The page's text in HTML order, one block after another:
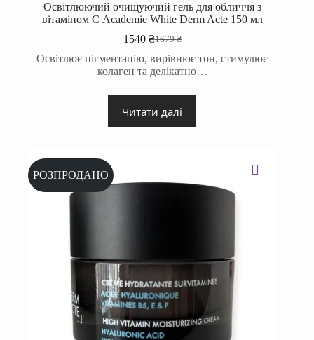
Освітлюючий очищуючий гель для обличчя з
вітаміном С Academie White Derm Acte 150 мл
1679₴
Оригінальна
ціна:
1679 ₴.
1540 ₴Поточна
ціна:
1540 ₴.
Освітлює пігментацію, вирівнює тон, стимулює
колаген та делікатно…
Читати далі
РОЗПРОДАНО